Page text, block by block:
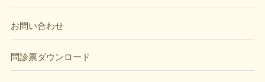
お問い合わせ
問診票ダウンロード